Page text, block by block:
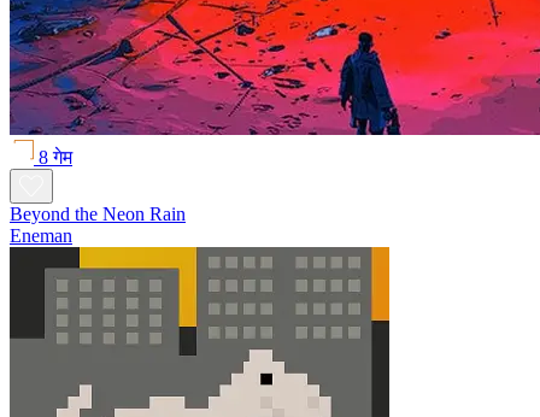
8 गेम
Beyond the Neon Rain
Eneman